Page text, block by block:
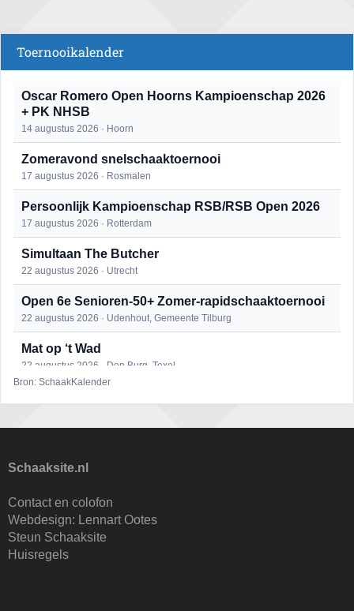
Toernooikalender
Oscar Romero Open Hoorns Kampioenschap 2026
+ PK NHSB
14 augustus 2026 · Hoorn
Zomeravond snelschaaktoernooi
17 augustus 2026 · Rosmalen
Persoonlijk Kampioenschap RSB/RSB Open 2026
17 augustus 2026 · Rotterdam
Simultaan The Butcher
22 augustus 2026 · Utrecht
Open 6e Senioren-50+ Zomer-rapidschaaktoernooi
22 augustus 2026 · Udenhout, Gemeente Tilburg
Mat op ‘t Wad
22 augustus 2026 · Den Burg, Texel
25 augustus 2026 · Bunschoten-Spakenburg
27 augustus 2026 · Delft
Nazomervierkampentoernooi 2026
28 augustus 2026 · Assen
Bron: SchaakKalender
Schaaksite.nl
Contact en colofon
Webdesign: Lennart Ootes
Steun Schaaksite
Huisregels